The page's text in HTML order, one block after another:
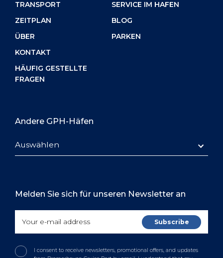
TRANSPORT
ZEITPLAN
ÜBER
KONTAKT
HÄUFIG GESTELLTE
FRAGEN
SERVICE IM HAFEN
BLOG
PARKEN
Andere GPH-Häfen
Auswählen
Melden Sie sich für unseren Newsletter an
I consent to receive newsletters, promotional offers, and updates